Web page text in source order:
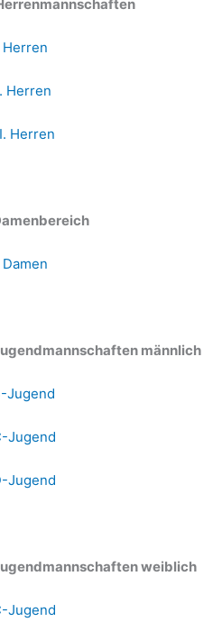
Herren
Herren
Herren
Damen
männlich
Jugend
Jugend
Jugend
weiblich
Jugend